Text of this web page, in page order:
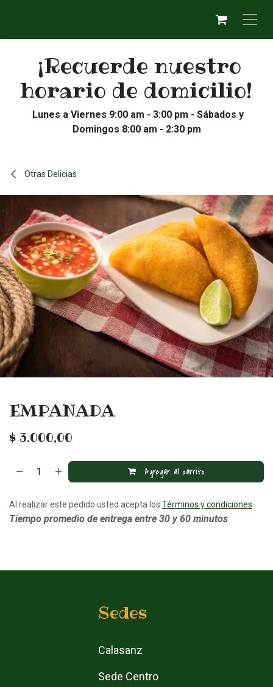
¡Recuerde nuestro
horario de domicilio!
Lunes a Viernes 9:00 am - 3:00 pm - Sábados y
Domingos 8:00 am - 2:30 pm
Otras Delicias
EMPANADA
$ 3.000,00
Agregar al carrito
Al realizar este pedido usted acepta los Términos y condiciones
Tiempo promedio de entrega entre 30 y 60 minutos
Sedes
Calasanz
Sede Centro